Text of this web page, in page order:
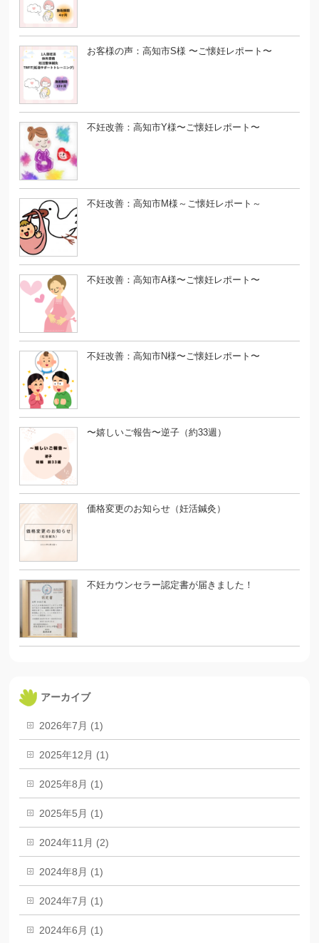
お客様の声：高知市S様 〜ご懐妊レポート〜
不妊改善：高知市Y様〜ご懐妊レポート〜
不妊改善：高知市M様～ご懐妊レポート～
不妊改善：高知市A様〜ご懐妊レポート〜
不妊改善：高知市N様〜ご懐妊レポート〜
〜嬉しいご報告〜逆子（約33週）
価格変更のお知らせ（妊活鍼灸）
不妊カウンセラー認定書が届きました！
アーカイブ
2026年7月 (1)
2025年12月 (1)
2025年8月 (1)
2025年5月 (1)
2024年11月 (2)
2024年8月 (1)
2024年7月 (1)
2024年6月 (1)